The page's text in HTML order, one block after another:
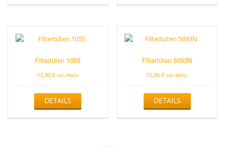
Filtertüten 1055
12,90 € inkl. MwSt.
DETAILS
Filtertüten 5093N
15,90€ inkl. MwSt.
DETAILS